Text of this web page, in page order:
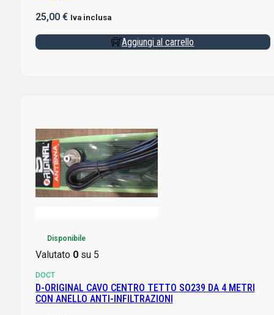
25,00 € Iva inclusa
Aggiungi al carrello
Disponibile
Valutato 0su 5
DOCT
D-ORIGINAL CAVO CENTRO TETTO SO239 DA 4 METRI
CON ANELLO ANTI-INFILTRAZIONI